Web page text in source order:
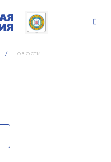
Новости